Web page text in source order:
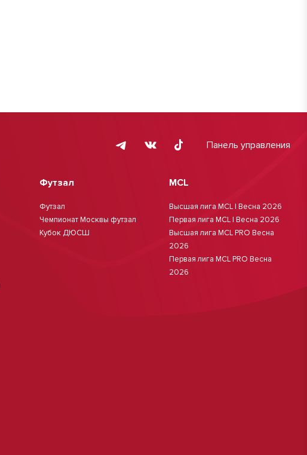
Панель управления
Футзал
Футзал
Чемпионат Москвы футзал
Кубок ДЮСШ
MCL
Высшая лига MCL | Весна 2026
Первая лига MCL | Весна 2026
Высшая лига MCL PRO Весна
2026
Первая лига MCL PRO Весна
2026